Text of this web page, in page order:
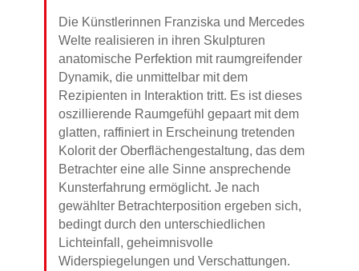
Die Künstlerinnen Franziska und Mercedes
Welte realisieren in ihren Skulpturen
anatomische Perfektion mit raumgreifender
Dynamik, die unmittelbar mit dem
Rezipienten in Interaktion tritt. Es ist dieses
oszillierende Raumgefühl gepaart mit dem
glatten, raffiniert in Erscheinung tretenden
Kolorit der Oberflächengestaltung, das dem
Betrachter eine alle Sinne ansprechende
Kunsterfahrung ermöglicht. Je nach
gewählter Betrachterposition ergeben sich,
bedingt durch den unterschiedlichen
Lichteinfall, geheimnisvolle
Widerspiegelungen und Verschattungen.